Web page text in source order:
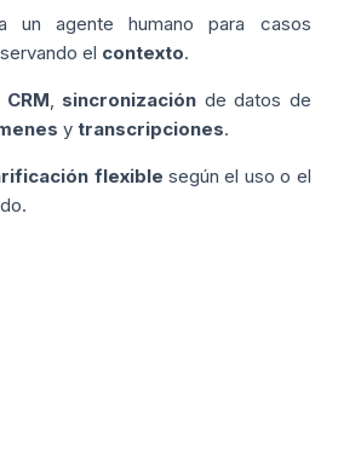
un agente humano para casos
el contexto.
, sincronización de datos de
ytranscripciones.
flexible según el uso o el